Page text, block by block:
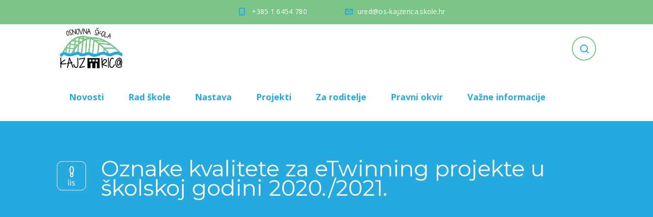
+385 1 6454 780 ured@os-kajzerica.skole.hr
Novosti Rad škole Nastava Projekti Za roditelje Pravni okvir Važne informacije
8
lis
Oznake kvalitete za eTwinning projekte u
školskoj godini 2020./2021.